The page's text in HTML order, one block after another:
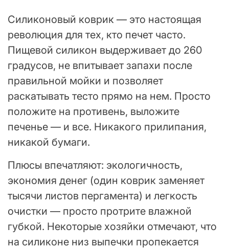
Силиконовый коврик — это настоящая
революция для тех, кто печет часто.
Пищевой силикон выдерживает до 260
градусов, не впитывает запахи после
правильной мойки и позволяет
раскатывать тесто прямо на нем. Просто
положите на противень, выложите
печенье — и все. Никакого прилипания,
никакой бумаги.
Плюсы впечатляют: экологичность,
экономия денег (один коврик заменяет
тысячи листов пергамента) и легкость
очистки — просто протрите влажной
губкой. Некоторые хозяйки отмечают, что
на силиконе низ выпечки пропекается